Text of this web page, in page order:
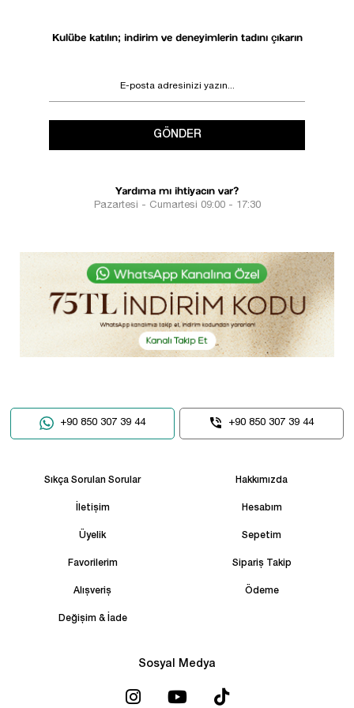
Kulübe katılın; indirim ve deneyimlerin tadını çıkarın
GÖNDER
Yardıma mı ihtiyacın var?
Pazartesi - Cumartesi 09:00 - 17:30
+90 850 307 39 44 +90 850 307 39 44
Sıkça Sorulan Sorular Hakkımızda
İletişim Hesabım
Üyelik Sepetim
Favorilerim Sipariş Takip
Alışveriş Ödeme
Değişim & İade
Sosyal Medya